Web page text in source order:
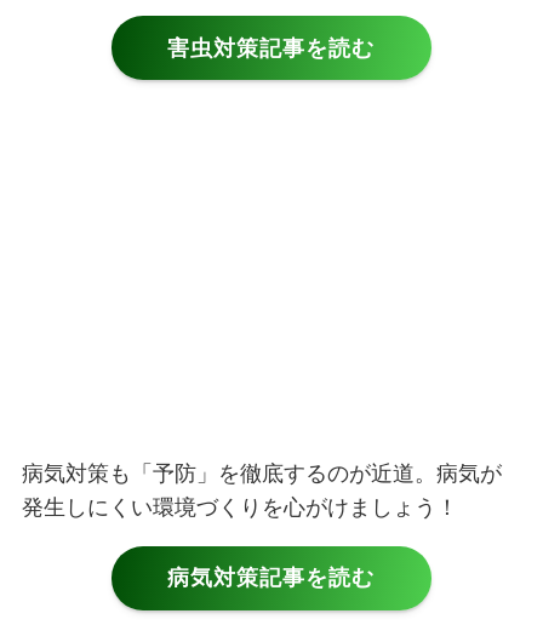
害虫対策記事を読む
病気対策も「予防」を徹底するのが近道。病気が
発生しにくい環境づくりを心がけましょう！
病気対策記事を読む